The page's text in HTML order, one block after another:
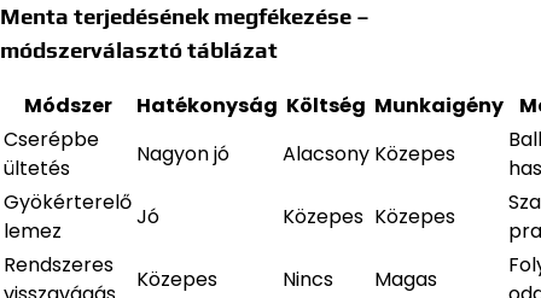
Menta terjedésének megfékezése –
módszerválasztó táblázat
Módszer Hatékonyság Költség Munkaigény
Cserépbe
ültetés
Nagyon jó Alacsony Közepes
Gyökérterelő
lemez
Jó Közepes Közepes
Rendszeres
Közepes Nincs Magas